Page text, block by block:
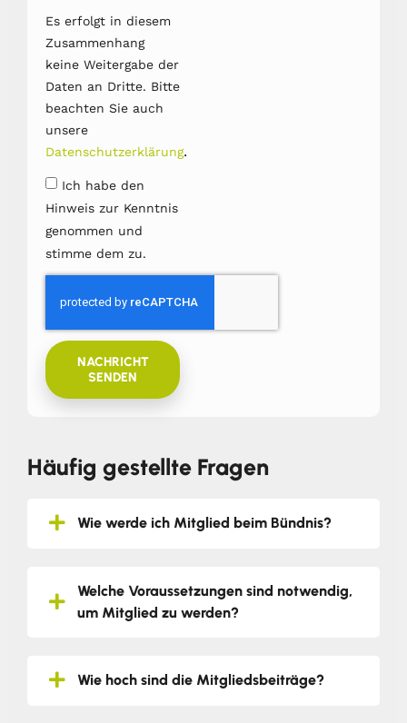
Es erfolgt in diesem
Zusammenhang
keine Weitergabe der
Daten an Dritte. Bitte
beachten Sie auch
unsere
Datenschutzerklärung.
Ich habe den
Hinweis zur Kenntnis
genommen und
stimme dem zu.
NACHRICHT
SENDEN
Häufig gestellte Fragen
Wie werde ich Mitglied beim Bündnis?
Welche Voraussetzungen sind notwendig,
um Mitglied zu werden?
Wie hoch sind die Mitgliedsbeiträge?